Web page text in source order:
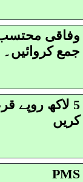
وفاقی
جمع کروائیں۔
5 لاکھ روپے
کریں
PMS